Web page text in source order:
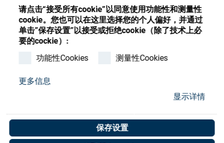
请点击“接受所有cookie”以同意使用功能性和测量性
cookie。您也可以在这里选择您的个人偏好，并通过
单击”保存设置”以接受或拒绝cookie（除了技术上必
要的cockie）:
功能性Cookies
测量性Cookies
更多信息
显示详情
保存设置
加入我们
Store
注册 登录